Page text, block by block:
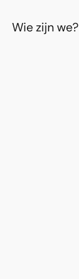
Wie zijn we?